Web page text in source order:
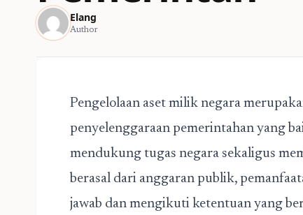
Elang
Author
Pengelolaan aset milik negara
penyelenggaraan pemerintahan yang
mendukung tugas negara sekaligus
berasal dari anggaran publik,
jawab dan mengikuti ketentuan yang